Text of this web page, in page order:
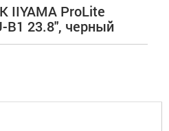
IIYAMA ProLite
B1 23.8", черный